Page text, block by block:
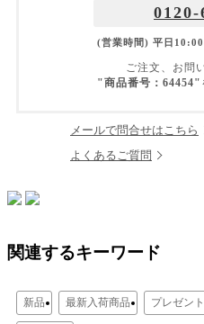
0120-
(営業時間) 平日
ご注文、お問
"商品番号：64454"
メールで問合せはこちら
よくあるご質問
関連するキーワード
新品 最新入荷商品 プレゼン